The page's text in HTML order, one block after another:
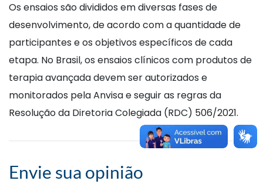
Os ensaios são divididos em diversas fases de
desenvolvimento, de acordo com a quantidade de
participantes e os objetivos específicos de cada
etapa. No Brasil, os ensaios clínicos com produtos de
terapia avançada devem ser autorizados e
monitorados pela Anvisa e seguir as regras da
Resolução da Diretoria Colegiada (RDC) 506/2021.
Envie sua opinião